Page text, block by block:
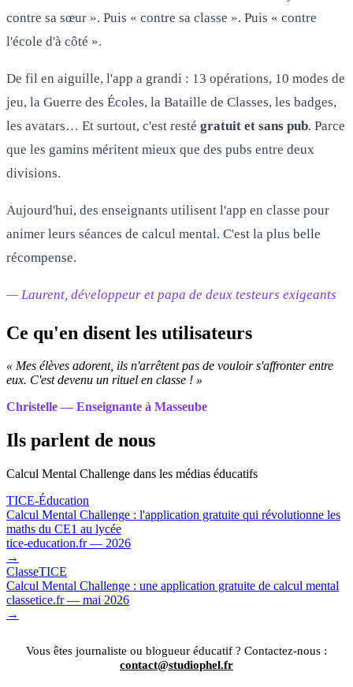
contre sa sœur ». Puis « contre sa classe ». Puis « contre
l'école d'à côté ».
De fil en aiguille, l'app a grandi : 13 opérations, 10 modes de
jeu, la Guerre des Écoles, la Bataille de Classes, les badges,
les avatars… Et surtout, c'est resté gratuit et sans pub. Parce
que les gamins méritent mieux que des pubs entre deux
divisions.
Aujourd'hui, des enseignants utilisent l'app en classe pour
animer leurs séances de calcul mental. C'est la plus belle
récompense.
— Laurent, développeur et papa de deux testeurs exigeants
Ce qu'en disent les utilisateurs
« Mes élèves adorent, ils n'arrêtent pas de vouloir s'affronter entre
eux. C'est devenu un rituel en classe ! »
Christelle — Enseignante à Masseube
Ils parlent de nous
Calcul Mental Challenge dans les médias éducatifs
TICE-Éducation
Calcul Mental Challenge : l'application gratuite qui révolutionne les
maths du CE1 au lycée
tice-education.fr — 2026
→
ClasseTICE
Calcul Mental Challenge : une application gratuite de calcul mental
classetice.fr — mai 2026
→
Vous êtes journaliste ou blogueur éducatif ? Contactez-nous :
contact@studiophel.fr